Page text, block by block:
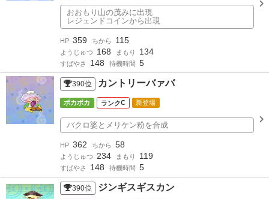
おおもり山の茂みに出現
レジェンドコインから出現
HP 359 ちから 115
ようじゅつ 168 まもり 134
すばやさ 148 待機時間 5
390位 カントリーバァバ
ポカポカ C 新登場
バクロ婆とメリケン粉を合成
HP 362 ちから 58
ようじゅつ 234 まもり 119
すばやさ 148 待機時間 5
390位 ジンギスギスカン